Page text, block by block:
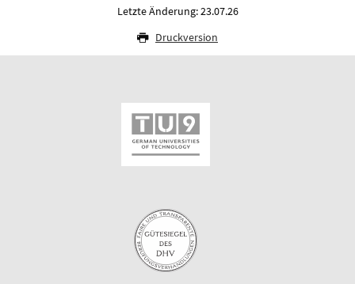
Letzte Änderung: 23.07.26
Druckversion